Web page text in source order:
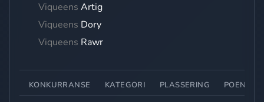
Viqueens Artig
Viqueens Dory
Viqueens Rawr
KONKURRANSE KATEGORI PLASSERING POENG